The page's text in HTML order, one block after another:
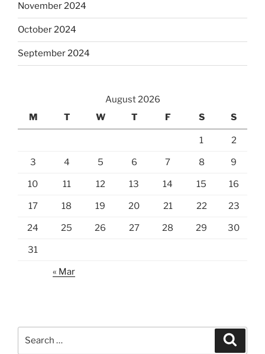
November 2024
October 2024
September 2024
August 2026
M
T W T F S S
1 2
3 4 5 6 7 8 9
10 11 12 13 14 15 16
17 18 19 20 21 22 23
24 25 26 27 28 29 30
31
« Mar